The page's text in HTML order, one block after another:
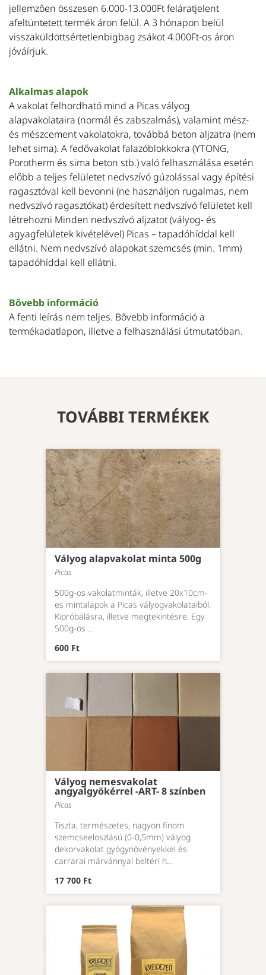
jellemzően összesen 6.000-13.000Ft feláratjelent
afeltüntetett termék áron felül. A 3 hónapon belül
visszaküldöttsértetlenbigbag zsákot 4.000Ft-os áron
jóváírjuk.
Alkalmas alapok
A vakolat felhordható mind a Picas vályog
alapvakolataira (normál és zabszalmás), valamint mész-
és mészcement vakolatokra, továbbá beton aljzatra (nem
lehet sima). A fedővakolat falazóblokkokra (YTONG,
Porotherm és sima beton stb.) való felhasználása esetén
előbb a teljes felületet nedvszívó gúzolással vagy építési
ragasztóval kell bevonni (ne használjon rugalmas, nem
nedvszívó ragasztókat) érdesített nedvszívó felületet kell
létrehozni Minden nedvszívó aljzatot (vályog- és
agyagfelületek kivételével) Picas – tapadóhíddal kell
ellátni. Nem nedvszívó alapokat szemcsés (min. 1mm)
tapadóhíddal kell ellátni.
Bővebb információ
A fenti leírás nem teljes. Bővebb információ a
termékadatlapon, illetve a felhasználási útmutatóban.
TOVÁBBI TERMÉKEK
Vályog alapvakolat minta 500g
Picas
500g-os vakolatminták, illetve 20x10cm-
es mintalapok a Picas vályogvakolataiból.
Kipróbálásra, illetve megtekintésre. Egy
500g-os …
600 Ft
Vályog nemesvakolat
angyalgyökérrel -ART- 8 színben
Picas
Tiszta, természetes, nagyon finom
szemcseeloszlású (0-0,5mm) vályog
dekorvakolat gyógynövényekkel és
carrarai márvánnyal beltéri h…
17 700 Ft